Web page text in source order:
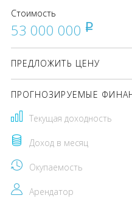
Стоимость
53 000 000 pуб
ПРЕДЛОЖИТЬ ЦЕНУ
ПРОГНОЗИРУЕМЫЕ
Текущая доходность
Доход в месяц
Окупаемость
Арендатор